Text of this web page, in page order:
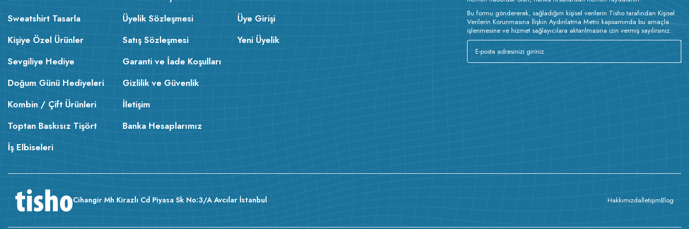
Sweatshirt Tasarla
Kişiye Özel Ürünler
Sevgiliye Hediye
Doğum Günü Hediyeleri
Kombin / Çift Ürünleri
Toptan Baskısız Tişört
İş Elbiseleri
Üyelik Sözleşmesi
Satış Sözleşmesi
Garanti ve İade Koşulları
Gizlilik ve Güvenlik
İletişim
Banka Hesaplarımız
Üye Girişi
Yeni Üyelik
Bu formu göndererek, sağladığım kişisel verilerin Tisho tarafından Kişisel
Verilerin Korunmasına İlişkin Aydınlatma Metni kapsamında bu amaçla
işlenmesine ve hizmet sağlayıcılara aktarılmasına izin vermiş sayılırsınız.
Cihangir Mh Kirazlı Cd Piyasa Sk No:3/A Avcılar İstanbul HakkımızdaİletişimBlog